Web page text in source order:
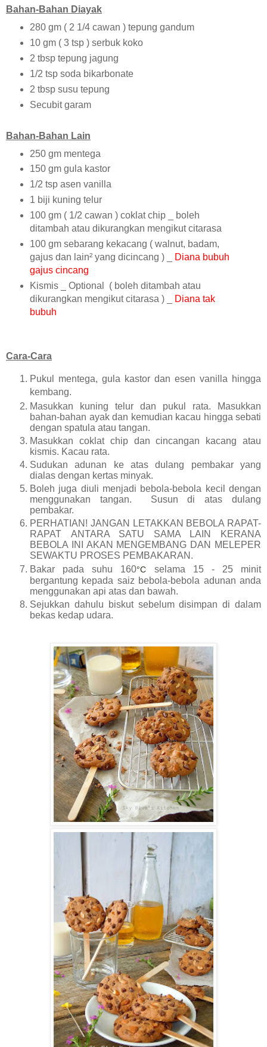
Bahan-Bahan Diayak
280 gm ( 2 1/4 cawan ) tepung gandum
10 gm ( 3 tsp ) serbuk koko
2 tbsp tepung jagung
1/2 tsp soda bikarbonate
2 tbsp susu tepung
Secubit garam
Bahan-Bahan Lain
250 gm mentega
150 gm gula kastor
1/2 tsp asen vanilla
1 biji kuning telur
100 gm ( 1/2 cawan ) coklat chip _ boleh
ditambah atau dikurangkan mengikut citarasa
100 gm sebarang kekacang ( walnut, badam,
gajus dan lain²yang dicincang ) _
Diana bubuh
gajus cincang
Kismis _ Optional ( boleh ditambah atau
dikurangkan mengikut citarasa ) _
Diana tak
bubuh
Cara-Cara
Pukul mentega, gula kastor dan esen vanilla hingga
kembang.
Masukkan kuning telur dan pukul rata.
Masukkan
bahan-bahan ayak dan kemudian kacau hingga sebati
dengan spatula atau tangan.
Masukkan coklat chip dan cincangan kacang atau
kismis. Kacau rata.
Sudukan adunan ke atas dulang pembakar yang
dialas dengan kertas minyak.
Boleh juga diuli menjadi bebola-bebola kecil dengan
menggunakan tangan. Susun di atas dulang
pembakar.
PERHATIAN! JANGAN LETAKKAN BEBOLA RAPAT-
RAPAT ANTARA SATU SAMA LAIN KERANA
BEBOLA INI AKAN MENGEMBANG DAN MELEPER
SEWAKTU PROSES PEMBAKARAN.
Bakar pada suhu 160°C selama 15 - 25 minit
bergantung kepada saiz bebola-bebola adunan anda
menggunakan api atas dan bawah.
Sejukkan dahulu biskut sebelum disimpan di dalam
bekas kedap udara.